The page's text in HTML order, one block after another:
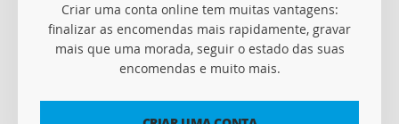
Criar uma conta online tem muitas vantagens:
finalizar as encomendas mais rapidamente, gravar
mais que uma morada, seguir o estado das suas
encomendas e muito mais.